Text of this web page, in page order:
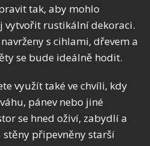
tak, aby mohlo
vytvořit rustikální dekoraci.
s cihlami, dřevem a
se bude ideálně hodit.
využít také ve chvíli, kdy
pánev nebo jiné
se hned oživí, zabydlí a
připevněny starší